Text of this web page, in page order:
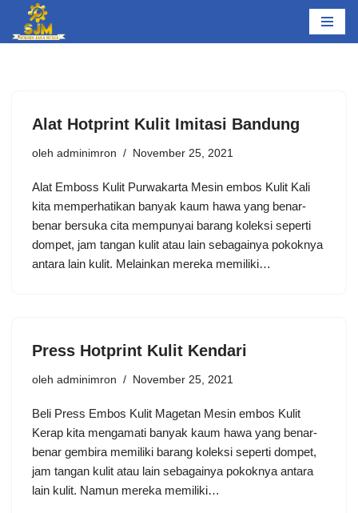
Lompat
Alat Hotprint Kulit Imitasi Bandung
oleh adminimron November 25, 2021
Alat Emboss Kulit Purwakarta Mesin embos Kulit Kali
kita memperhatikan banyak kaum hawa yang benar-
benar bersuka cita mempunyai barang koleksi seperti
dompet, jam tangan kulit atau lain sebagainya pokoknya
antara lain kulit. Melainkan mereka memiliki…
Press Hotprint Kulit Kendari
oleh adminimron November 25, 2021
Beli Press Embos Kulit Magetan Mesin embos Kulit
Kerap kita mengamati banyak kaum hawa yang benar-
benar gembira memiliki barang koleksi seperti dompet,
jam tangan kulit atau lain sebagainya pokoknya antara
lain kulit. Namun mereka memiliki…